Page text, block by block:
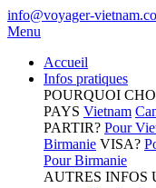
info@voyager-
Menu
Accueil
Infos pratiques
POURQUOI
PAYS Vietnam
PARTIR? Pour
Birmanie VISA?
Pour Birmanie
AUTRES INFOS